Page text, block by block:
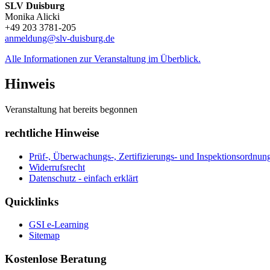
SLV Duisburg
Monika Alicki
+49 203 3781-205
anmeldung@slv-duisburg.de
Alle Informationen zur Veranstaltung im Überblick.
Hinweis
Veranstaltung hat bereits begonnen
rechtliche Hinweise
Prüf-, Überwachungs-, Zertifizierungs- und
Widerrufsrecht
Datenschutz - einfach erklärt
Quicklinks
GSI e-Learning
Sitemap
Kostenlose Beratung